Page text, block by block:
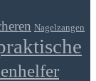
Nagelzangen